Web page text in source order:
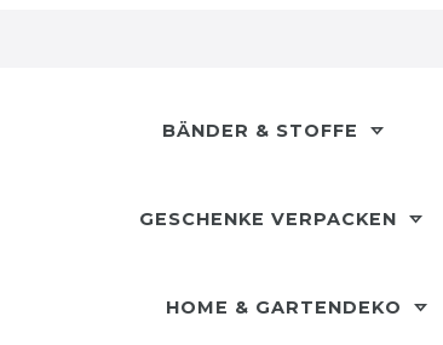
BÄNDER & STOFFE
GESCHENKE VERPACKEN
HOME & GARTENDEKO